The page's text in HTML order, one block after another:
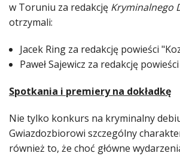
w Toruniu za redakcję Kryminalnego
otrzymali:
Jacek Ring za redakcję powieści
Paweł Sajewicz za redakcję
Spotkania i premiery na dokładkę
Nie tylko konkurs na kryminalny
Gwiazdozbiorowi szczególny
również to, że choć główne